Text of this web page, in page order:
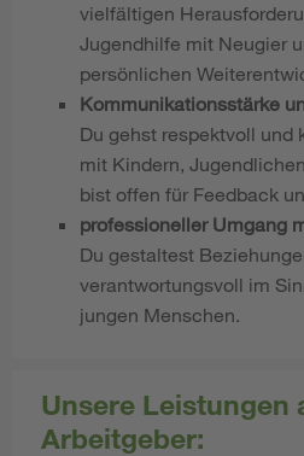
vielfältigen
Jugendhilfe mit Neugier
persönlichen
Kommunikationsstärke
Du gehst respektvoll und
mit Kindern,
bist offen für Feedback
professioneller Umgang
Du gestaltest
verantwortungsvoll im
jungen Menschen.
Unsere Leistungen
Arbeitgeber: